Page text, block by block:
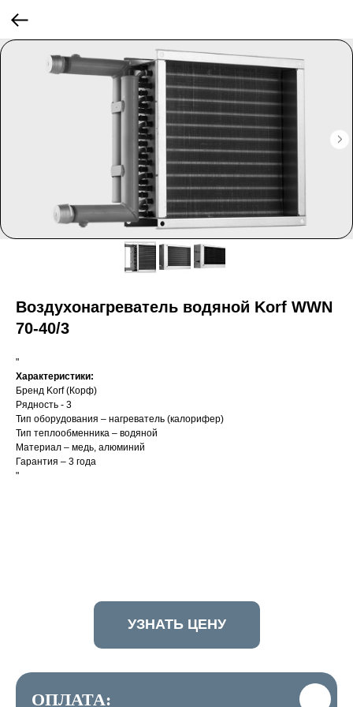
Воздухонагреватель водяной Korf WWN
70-40/3
"
Характеристики:
Бренд Korf (Корф)
Рядность - 3
Тип оборудования – нагреватель (калорифер)
Тип теплообменника – водяной
Материал – медь, алюминий
Гарантия – 3 года
"
УЗНАТЬ ЦЕНУ
ОПЛАТА: